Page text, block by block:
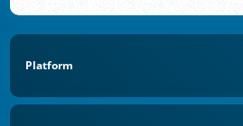
Platform